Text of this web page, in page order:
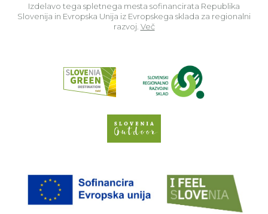
Izdelavo tega spletnega mesta sofinancirata Republika
Slovenija in Evropska Unija iz Evropskega sklada za regionalni
razvoj. Več